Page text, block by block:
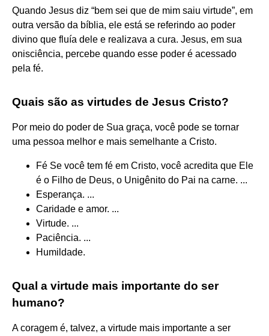
Quando Jesus diz “bem sei que de mim saiu virtude”, em
outra versão da bíblia, ele está se referindo ao poder
divino que fluía dele e realizava a cura. Jesus, em sua
onisciência, percebe quando esse poder é acessado
pela fé.
Quais são as virtudes de Jesus Cristo?
Por meio do poder de Sua graça, você pode se tornar
uma pessoa melhor e mais semelhante a Cristo.
Fé Se você tem fé em Cristo, você acredita que Ele
é o Filho de Deus, o Unigênito do Pai na carne. ...
Esperança. ...
Caridade e amor. ...
Virtude. ...
Paciência. ...
Humildade.
Qual a virtude mais importante do ser
humano?
A coragem é, talvez, a virtude mais importante a ser